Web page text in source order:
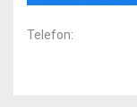
Telefon